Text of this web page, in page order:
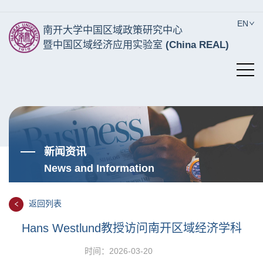
EN
南开大学中国区域政策研究中心
暨中国区域经济应用实验室(China REAL)
新闻资讯
News and Information
返回列表
Hans Westlund教授访问南开区域经济学科
时间：2026-03-20